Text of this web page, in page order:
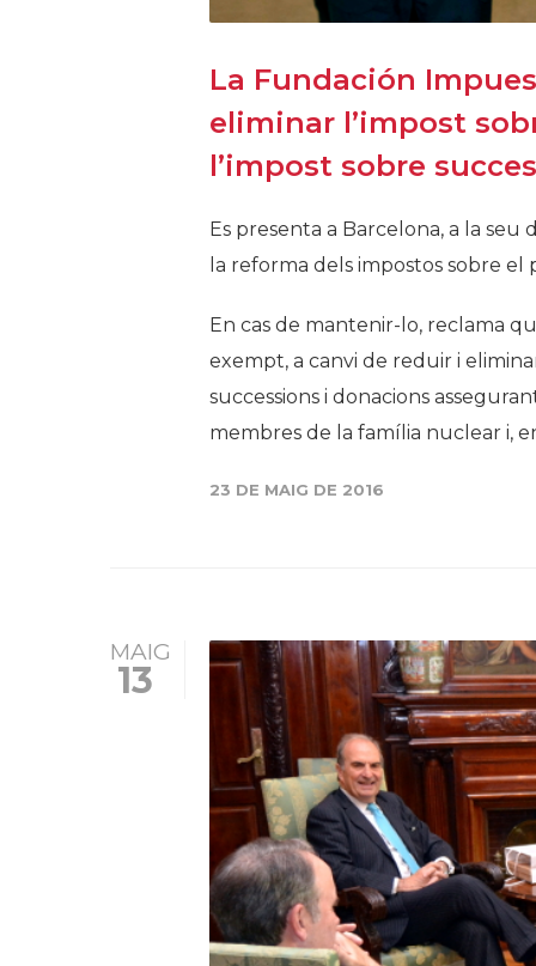
La Fundación
eliminar l’impost
l’impost sobre
Es presenta a Barcelona, ​​a la seu
la reforma dels impostos sobre el
En cas de mantenir-lo, reclama
exempt, a canvi de reduir i
successions i donacions
membres de la família nuclear i,
23 DE MAIG DE 2016
MAIG
13